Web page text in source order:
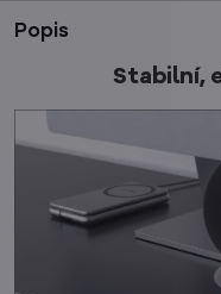
Popis
Stabilní,